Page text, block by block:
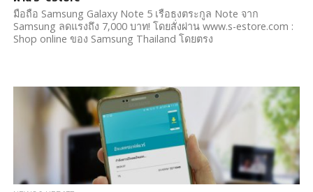
มือถือ Samsung Galaxy Note 5 เรือธงตระกูล Note จาก
Samsung ลดแรงถึง 7,000 บาท! โดยสั่งผ่าน www.s-estore.com :
Shop online ของ Samsung Thailand โดยตรง